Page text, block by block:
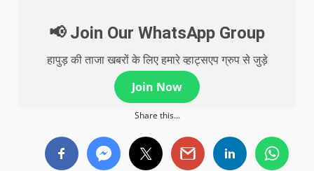
📢 Join Our WhatsApp Group
हापुड़ की ताजा खबरों के लिए हमारे व्हाट्सएप ग्रुप से जुड़े
Join Now
Share this...